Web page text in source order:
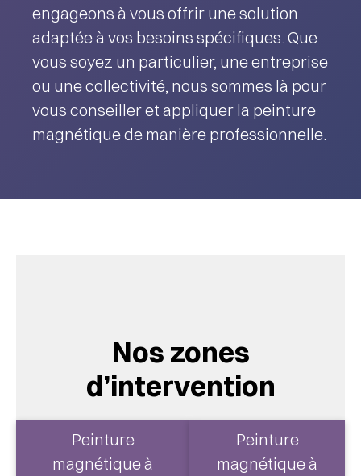
engageons à vous offrir une solution
adaptée à vos besoins spécifiques. Que
vous soyez un particulier, une entreprise
ou une collectivité, nous sommes là pour
vous conseiller et appliquer la peinture
magnétique de manière professionnelle.
Nos zones
d’intervention
Peinture
magnétique à
Peinture
magnétique à